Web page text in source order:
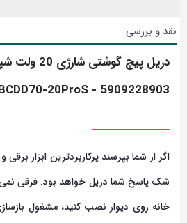
نقد و بررسی
دریل پیچ گوشتی
5909228903 - BCDD70-20ProS
اگر از شما بپرسند پرکاربرد‌ترین ابزار
شک پاسخ شما دریل خواهد بود. فرقی
خانه روی دیوار نصب کنید، مشغول